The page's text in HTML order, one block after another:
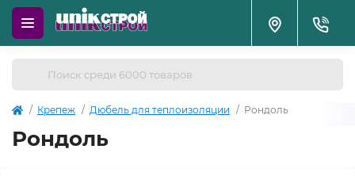
Крепеж Дюбель для теплоизоляции Рондоль
Рондоль